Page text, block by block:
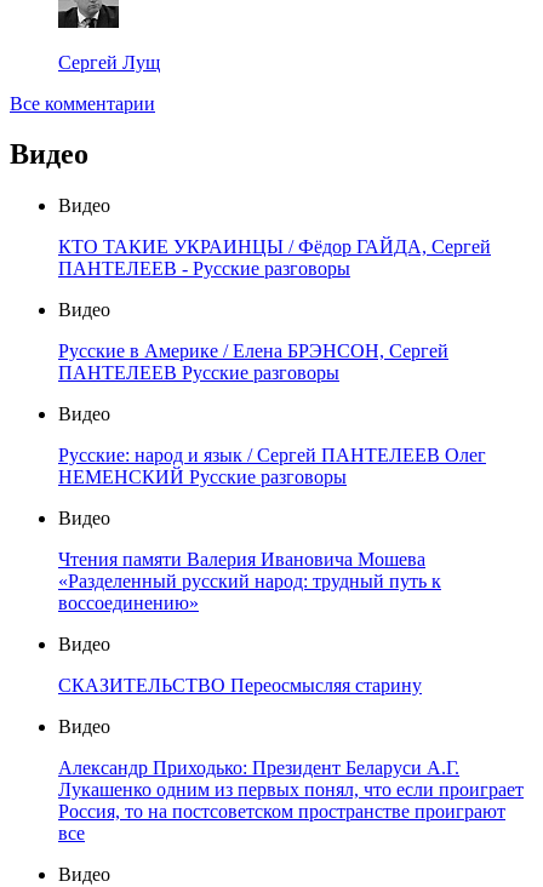
Сергей Лущ
Все комментарии
Видео
Видео
КТО ТАКИЕ УКРАИНЦЫ / Фёдор ГАЙДА, Сергей
ПАНТЕЛЕЕВ - Русские разговоры
Видео
Русские в Америке / Елена БРЭНСОН, Сергей
ПАНТЕЛЕЕВ Русские разговоры
Видео
Русские: народ и язык / Сергей ПАНТЕЛЕЕВ Олег
НЕМЕНСКИЙ Русские разговоры
Видео
Чтения памяти Валерия Ивановича Мошева
«Разделенный русский народ: трудный путь к
воссоединению»
Видео
СКАЗИТЕЛЬСТВО Переосмысляя старину
Видео
Александр Приходько: Президент Беларуси А.Г.
Лукашенко одним из первых понял, что если проиграет
Россия, то на постсоветском пространстве проиграют
все
Видео